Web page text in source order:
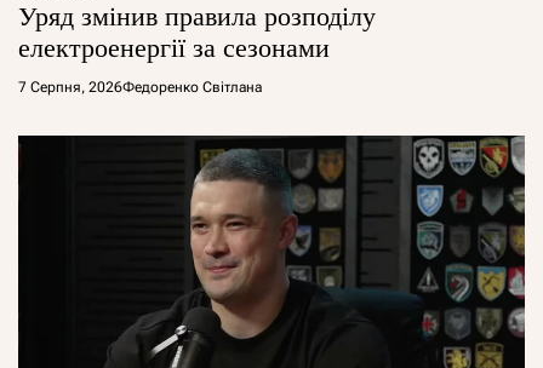
Уряд змінив правила розподілу
електроенергії за сезонами
7 Серпня, 2026Федоренко Світлана